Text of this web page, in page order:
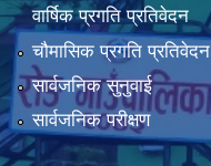
वार्षिक प्रगति प्रतिवेदन
चौमासिक प्रगति प्रतिवेदन
सार्वजनिक सुनुवाई
सार्वजनिक परीक्षण